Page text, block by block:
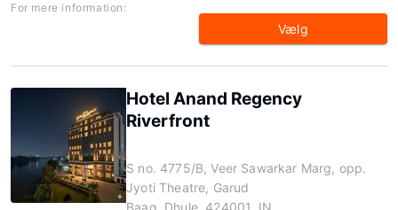
For mere information:
Vælg
Hotel Anand Regency
Riverfront
S no. 4775/B, Veer Sawarkar Marg, opp.
Jyoti Theatre, Garud
Baag, Dhule, 424001, IN